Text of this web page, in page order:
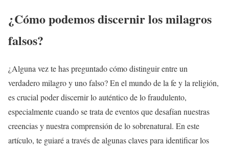
¿Cómo podemos discernir los milagros
falsos?
¿Alguna vez te has preguntado cómo distinguir entre un
verdadero milagro y uno falso? En el mundo de la fe y la religión,
es crucial poder discernir lo auténtico de lo fraudulento,
especialmente cuando se trata de eventos que desafían nuestras
creencias y nuestra comprensión de lo sobrenatural. En este
artículo, te guiaré a través de algunas claves para identificar los